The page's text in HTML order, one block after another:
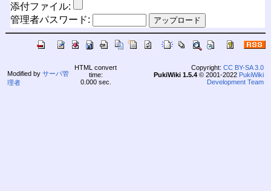
添付ファイル:
管理者パスワード:
Modified by サーバ管
理者
HTML convert
time:
0.000 sec.
Copyright: CC BY-SA 3.0
PukiWiki 1.5.4© 2001-2022 PukiWiki
Development Team